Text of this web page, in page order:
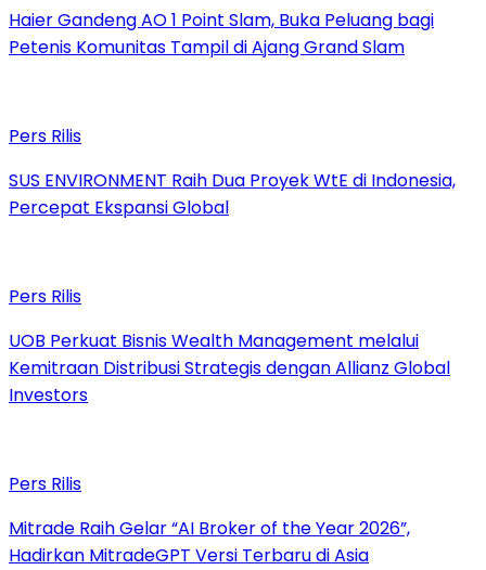
Haier Gandeng AO 1 Point Slam, Buka Peluang bagi
Petenis Komunitas Tampil di Ajang Grand Slam
Pers Rilis
SUS ENVIRONMENT Raih Dua Proyek WtE di Indonesia,
Percepat Ekspansi Global
Pers Rilis
UOB Perkuat Bisnis Wealth Management melalui
Kemitraan Distribusi Strategis dengan Allianz Global
Investors
Pers Rilis
Mitrade Raih Gelar “AI Broker of the Year 2026”,
Hadirkan MitradeGPT Versi Terbaru di Asia